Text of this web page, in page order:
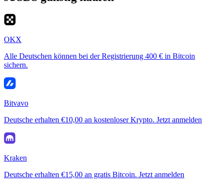
OKX
Alle Deutschen können bei der Registrierung 400 € in Bitcoin
sichern.
Bitvavo
Deutsche erhalten €10,00 an kostenloser Krypto. Jetzt anmelden
Kraken
Deutsche erhalten €15,00 an gratis Bitcoin. Jetzt anmelden